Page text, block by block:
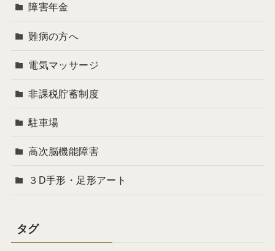
障害年金
難病の方へ
電気マッサージ
非課税貯蓄制度
駐車場
高次脳機能障害
３D手形・足形アート
タグ